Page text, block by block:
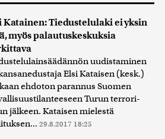
Katainen: Tiedustelulaki ei yksin
myös palautuskeskuksia
uudistaminen
Elsi Kataisen (kesk.)
ehdoton parannus Suomen
Turun terrori-
jälkeen. Kataisen mielestä
29.8.2017 18:25